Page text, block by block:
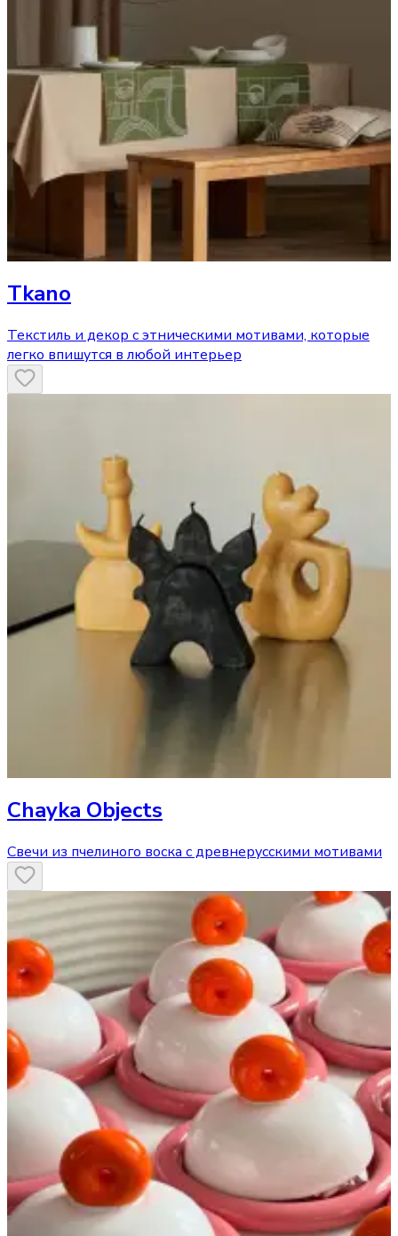
Tkano
Текстиль и декор с этническими мотивами, которые
легко впишутся в любой интерьер
Chayka Objects
Свечи из пчелиного воска с древнерусскими мотивами